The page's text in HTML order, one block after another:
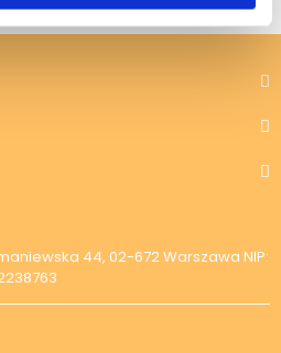
44, 02-672 Warszawa NIP: